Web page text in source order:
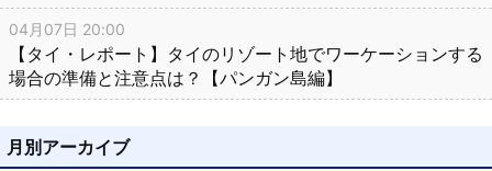
04月07日 20:00
【タイ・レポート】タイのリゾート地でワーケーションする
場合の準備と注意点は？【パンガン島編】
月別アーカイブ